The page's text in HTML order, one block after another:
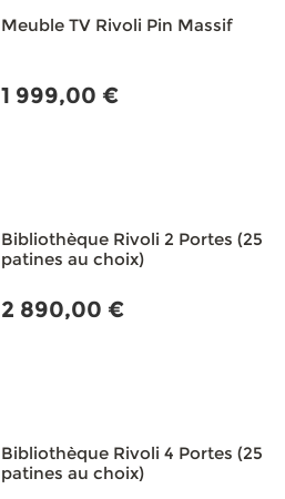
Meuble TV Rivoli Pin Massif
1 999,00 €
Bibliothèque Rivoli 2 Portes (25
patines au choix)
2 890,00 €
Bibliothèque Rivoli 4 Portes (25
patines au choix)